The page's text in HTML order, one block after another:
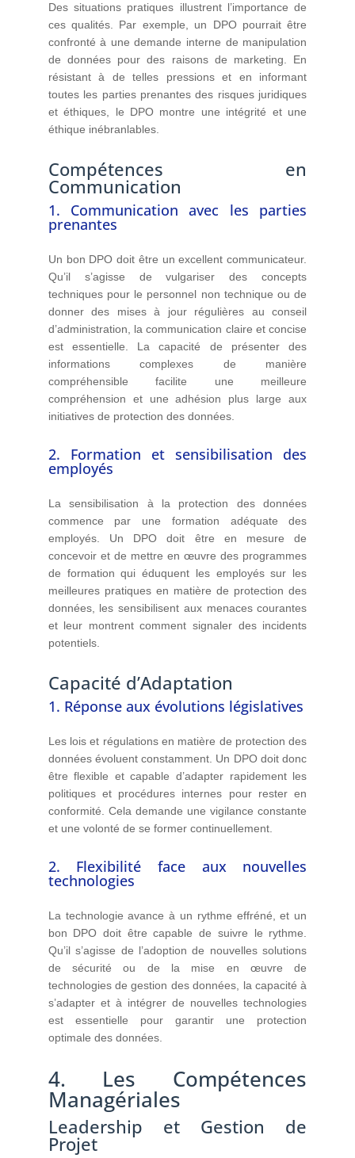
Des situations pratiques illustrent l’importance de
ces qualités. Par exemple, un DPO pourrait être
confronté à une demande interne de manipulation
de données pour des raisons de marketing. En
résistant à de telles pressions et en informant
toutes les parties prenantes des risques juridiques
et éthiques, le DPO montre une intégrité et une
éthique inébranlables.
Compétences en
Communication
1. Communication avec les parties
prenantes
Un bon DPO doit être un excellent communicateur.
Qu’il s’agisse de vulgariser des concepts
techniques pour le personnel non technique ou de
donner des mises à jour régulières au conseil
d’administration, la communication claire et concise
est essentielle. La capacité de présenter des
informations complexes de manière
compréhensible facilite une meilleure
compréhension et une adhésion plus large aux
initiatives de protection des données.
2. Formation et sensibilisation des
employés
La sensibilisation à la protection des données
commence par une formation adéquate des
employés. Un DPO doit être en mesure de
concevoir et de mettre en œuvre des programmes
de formation qui éduquent les employés sur les
meilleures pratiques en matière de protection des
données, les sensibilisent aux menaces courantes
et leur montrent comment signaler des incidents
potentiels.
Capacité d’Adaptation
1. Réponse aux évolutions législatives
Les lois et régulations en matière de protection des
données évoluent constamment. Un DPO doit donc
être flexible et capable d’adapter rapidement les
politiques et procédures internes pour rester en
conformité. Cela demande une vigilance constante
et une volonté de se former continuellement.
2. Flexibilité face aux nouvelles
technologies
La technologie avance à un rythme effréné, et un
bon DPO doit être capable de suivre le rythme.
Qu’il s’agisse de l’adoption de nouvelles solutions
de sécurité ou de la mise en œuvre de
technologies de gestion des données, la capacité à
s’adapter et à intégrer de nouvelles technologies
est essentielle pour garantir une protection
optimale des données.
4. Les Compétences
Managériales
Leadership et Gestion de
Projet